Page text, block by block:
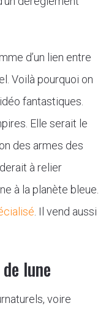
d’un lien entre
Voilà pourquoi on
fantastiques.
Elle serait le
des armes des
à relier
à la planète bleue.
. Il vend aussi
lune
voire